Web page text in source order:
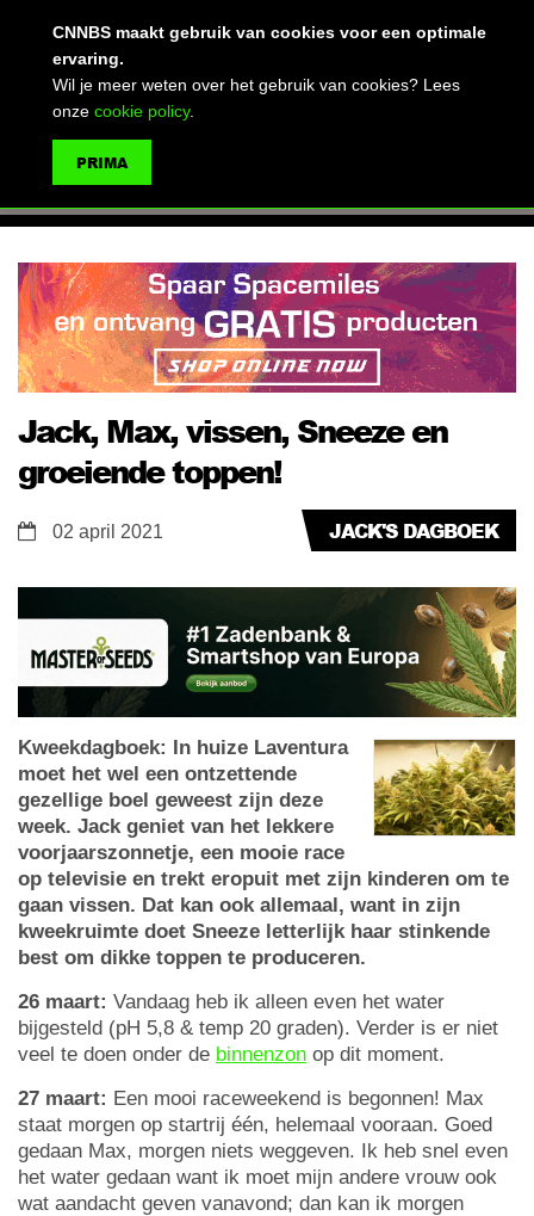
Jack, Max, vissen, Sneeze en
groeiende toppen!
JACK'S DAGBOEK
02 april 2021
Kweekdagboek: In huize Laventura
moet het wel een ontzettende
gezellige boel geweest zijn deze
week. Jack geniet van het lekkere
voorjaarszonnetje, een mooie race
op televisie en trekt eropuit met zijn kinderen om te
gaan vissen. Dat kan ook allemaal, want in zijn
kweekruimte doet Sneeze letterlijk haar stinkende
best om dikke toppen te produceren.
26 maart: Vandaag heb ik alleen even het water
bijgesteld (pH 5,8 & temp 20 graden). Verder is er niet
veel te doen onder de binnenzon op dit moment.
27 maart: Een mooi raceweekend is begonnen! Max
staat morgen op startrij één, helemaal vooraan. Goed
gedaan Max, morgen niets weggeven. Ik heb snel even
het water gedaan want ik moet mijn andere vrouw ook
wat aandacht geven vanavond; dan kan ik morgen
CNNBS maakt gebruik van cookies voor een optimale
ervaring.
Wil je meer weten over het gebruik van cookies? Lees
onze cookie policy.
PRIMA